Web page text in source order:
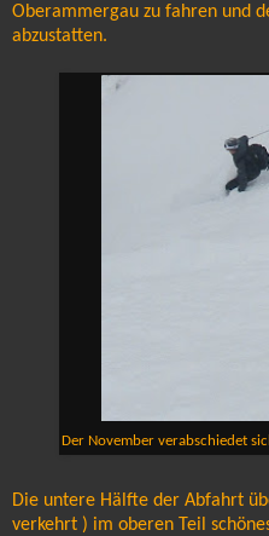
Oberammergau zu fahren und
abzustatten.
Der November verabschiedet
Die untere Hälfte der Abfahrt
verkehrt ) im oberen Teil